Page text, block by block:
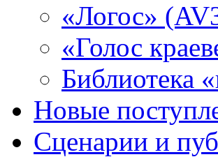
«Логос»
«Голос
Библиотека
Новые
Сценарии и